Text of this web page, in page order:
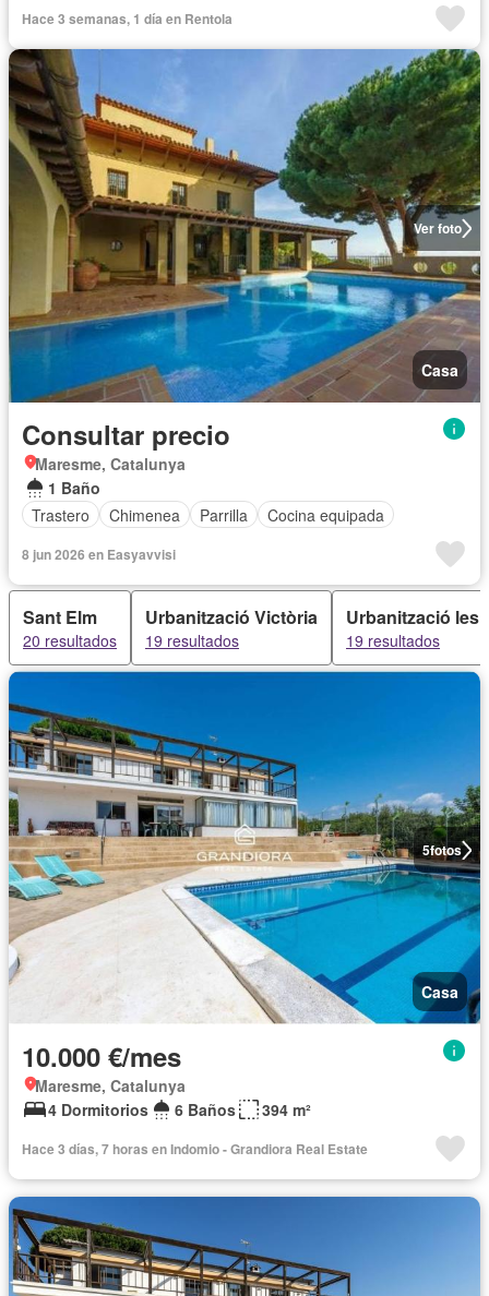
Hace 3 semanas, 1 día en Rentola
Ver foto
Casa
Consultar precio
Maresme, Catalunya
1 Baño
Trastero
Chimenea Parrilla Cocina equipada
8 jun 2026 en Easyavvisi
Sant Elm
20 resultados
Urbanització Victòria
19 resultados
Urbanització les
19 resultados
5fotos
Casa
10.000 €/mes
Maresme, Catalunya
4 Dormitorios
6 Baños 394 m²
Hace 3 días, 7 horas en Indomio - Grandiora Real Estate